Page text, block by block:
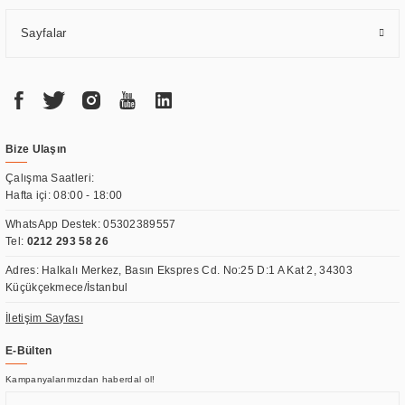
Sayfalar
Bize Ulaşın
Çalışma Saatleri:
Hafta içi: 08:00 - 18:00
WhatsApp Destek:05302389557
Tel: 0212 293 58 26
Adres: Halkalı Merkez, Basın Ekspres Cd. No:25 D:1 A Kat 2, 34303
Küçükçekmece/İstanbul
İletişim Sayfası
E-Bülten
Kampanyalarımızdan haberdal ol!